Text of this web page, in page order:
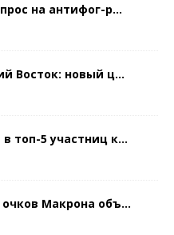
на антифог-р...
Восток: новый ц...
топ-5 участниц к...
Макрона объ...